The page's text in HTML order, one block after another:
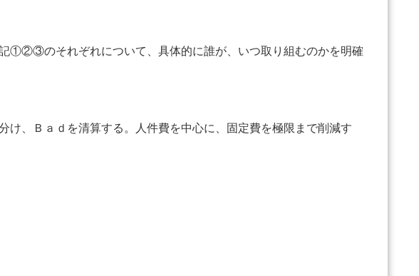
①②③のそれぞれについて、具体的に誰が、いつ取り組むのかを明確
、Ｂａｄを清算する。人件費を中心に、固定費を極限まで削減す